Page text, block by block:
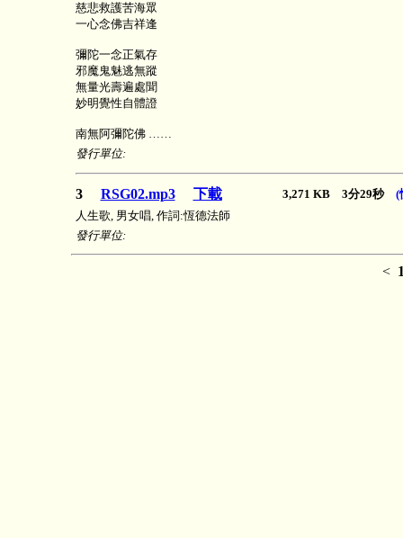
慈悲救護苦海眾
一心念佛吉祥逢
彌陀一念正氣存
邪魔鬼魅逃無蹤
無量光壽遍處聞
妙明覺性自體證
南無阿彌陀佛 ……
發行單位:
3 RSG02.mp3 下載 3,271 KB 3分29秒 (
人生歌, 男女唱, 作詞:恆德法師
發行單位:
<